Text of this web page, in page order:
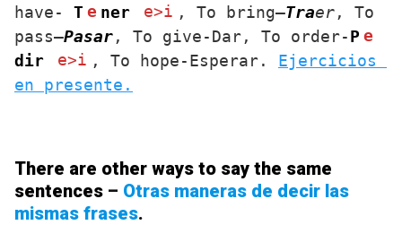
have- T e ner e>i , To bring–Traer, To
pass–Pasar, To give-Dar, To order-P e
dir
e>i , To hope-Esperar. Ejercicios
en presente.
There are other ways to say the same
sentences – Otras maneras de decir las
mismas frases.